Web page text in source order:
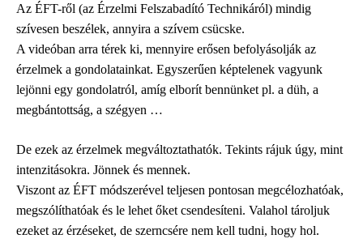
Az ÉFT-ről (az Érzelmi Felszabadító Technikáról) mindig
szívesen beszélek, annyira a szívem csücske.
A videóban arra térek ki, mennyire erősen befolyásolják az
érzelmek a gondolatainkat. Egyszerűen képtelenek vagyunk
lejönni egy gondolatról, amíg elborít bennünket pl. a düh, a
megbántottság, a szégyen …
De ezek az érzelmek megváltoztathatók. Tekints rájuk úgy, mint
intenzitásokra. Jönnek és mennek.
Viszont az ÉFT módszerével teljesen pontosan megcélozhatóak,
megszólíthatóak és le lehet őket csendesíteni. Valahol tároljuk
ezeket az érzéseket, de szerncsére nem kell tudni, hogy hol.